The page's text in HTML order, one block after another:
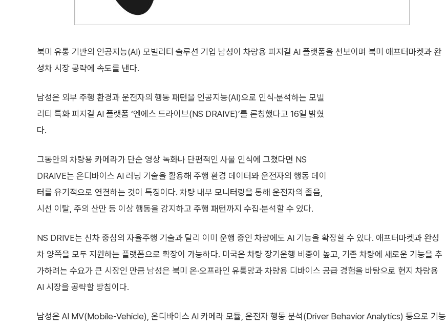
북미 유통 기반의 인공지능(AI) 모빌리티 솔루션 기업 남성이 차량용 피지컬 AI 플랫폼을 선보이며 북미 애프터마켓과 완
성차 시장 공략에 속도를 낸다.
남성은 외부 주행 환경과 운전자의 행동 패턴을 인공지능(AI)으로 인식·분석하는 모빌
리티 특화 피지컬 AI 플랫폼 ‘엔에스 드라이브(NS DRAIVE)’를 론칭했다고 16일 밝혔
다.
그동안의 차량용 카메라가 단순 영상 녹화나 단편적인 사물 인식에 그쳤다면 NS
DRAIVE는 온디바이스 AI 러닝 기술을 활용해 주행 환경 데이터와 운전자의 행동 데이
터를 유기적으로 연결하는 것이 특징이다. 차량 내부 모니터링을 통해 운전자의 졸음,
시선 이탈, 주의 산만 등 이상 행동을 감지하고 주행 패턴까지 수집·분석할 수 있다.
NS DRIVE는 신차 중심의 자율주행 기술과 달리 이미 운행 중인 차량에도 AI 기능을 확장할 수 있다. 애프터마켓과 완성
차 양쪽을 모두 지원하는 플랫폼으로 확장이 가능하다. 미국은 차량 장기운행 비중이 높고, 기존 차량에 새로운 기능을 추
가하려는 수요가 큰 시장인 만큼 남성은 북미 온·오프라인 유통망과 차량용 디바이스 공급 경험을 바탕으로 현지 차량용
AI 시장을 공략할 방침이다.
남성은 AI MV(Mobile-Vehicle), 온디바이스 AI 카메라 모듈, 운전자 행동 분석(Driver Behavior Analytics) 등으로 기능